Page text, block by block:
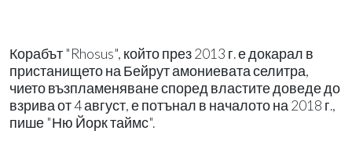
Корабът "Rhosus", който през 2013 г. е докарал в
пристанището на Бейрут амониевата селитра,
чието възпламеняване според властите доведе до
взрива от 4 август, е потънал в началото на 2018 г.,
пише "Ню Йорк таймс".